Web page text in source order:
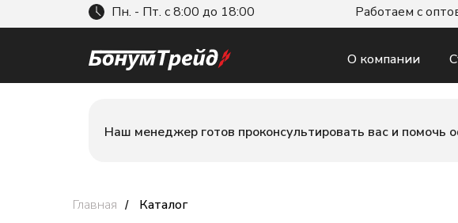
О компании
Пн. - Пт. с 8:00 до 18:00 Работаем с
Наш менеджер готов проконсультировать вас и помочь
Главная / Каталог